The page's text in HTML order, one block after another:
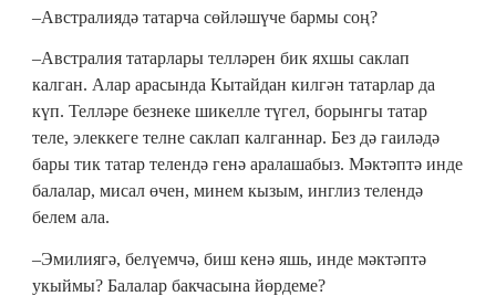
–Австралиядә татарча сөйләшүче бармы соң?
–Австралия татарлары телләрен бик яхшы саклап
калган. Алар арасында Кытайдан килгән татарлар да
күп. Телләре безнеке шикелле түгел, борынгы татар
теле, элеккеге телне саклап калганнар. Без дә гаиләдә
бары тик татар телендә генә аралашабыз. Мәктәптә инде
балалар, мисал өчен, минем кызым, инглиз телендә
белем ала.
–Эмилиягә, белүемчә, биш кенә яшь, инде мәктәптә
укыймы? Балалар бакчасына йөрдеме?